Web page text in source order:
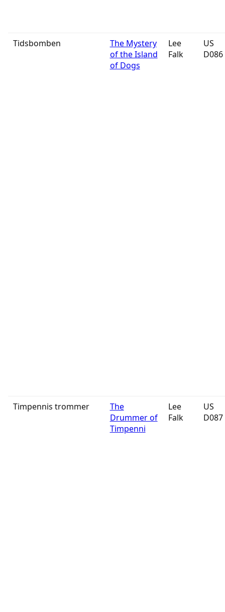
Tidsbomben
The Mystery
of the Island
of Dogs
Lee
Falk
US
D086
Timpennis trommer
The
Drummer of
Timpenni
Lee
Falk
US
D087